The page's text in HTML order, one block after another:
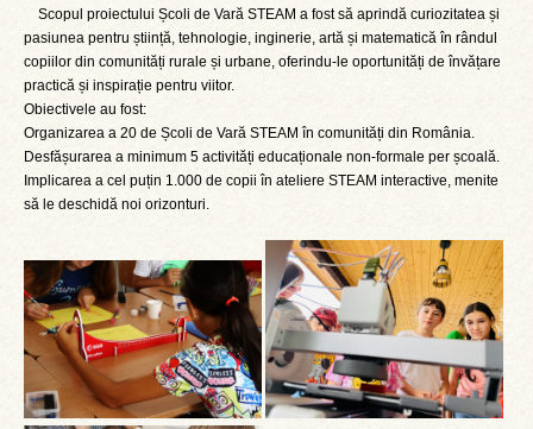
Scopul proiectului Școli de Vară STEAM a fost să aprindă curiozitatea și
pasiunea pentru știință, tehnologie, inginerie, artă și matematică în rândul
copiilor din comunități rurale și urbane, oferindu-le oportunități de învățare
practică și inspirație pentru viitor.
Obiectivele au fost:
Organizarea a 20 de Școli de Vară STEAM în comunități din România.
Desfășurarea a minimum 5 activități educaționale non-formale per școală.
Implicarea a cel puțin 1.000 de copii în ateliere STEAM interactive, menite
să le deschidă noi orizonturi.